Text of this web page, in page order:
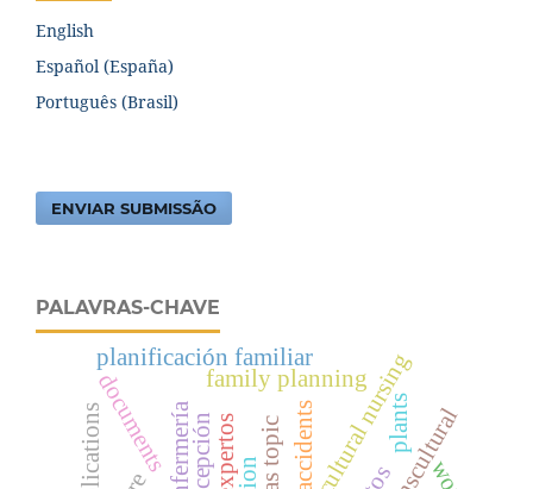
English
Español (España)
Português (Brasil)
ENVIAR SUBMISSÃO
PALAVRAS-CHAVE
transcultural nursing
family planning
planificación familiar
documents accidents plants